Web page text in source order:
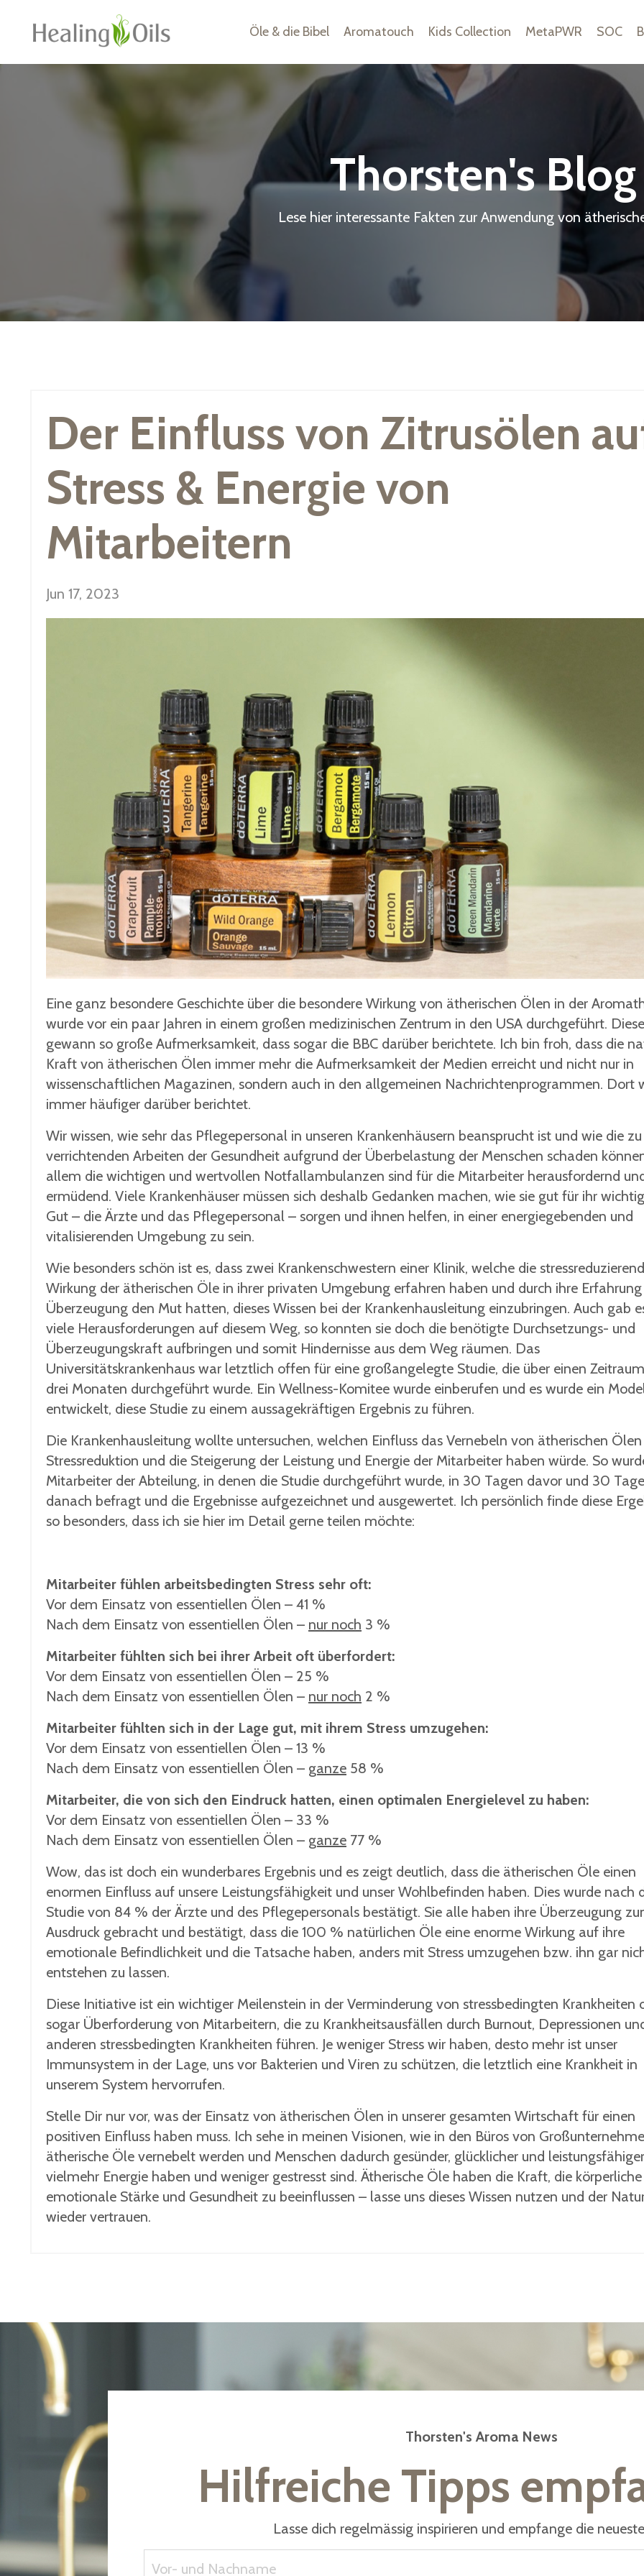
Öle & die Bibel Aromatouch Kids Collection MetaPWR SOC
Thorsten's Blog
Lese hier interessante Fakten zur Anwendung von
Der Einfluss von Zitrusölen
Stress & Energie von
Mitarbeitern
Jun 17, 2023
Eine ganz besondere Geschichte über die besondere Wirkung von ätherischen Ölen in der
wurde vor ein paar Jahren in einem großen medizinischen Zentrum in den USA durchgeführt.
gewann so große Aufmerksamkeit, dass sogar die BBC darüber berichtete. Ich bin froh, dass die
Kraft von ätherischen Ölen immer mehr die Aufmerksamkeit der Medien erreicht und nicht nur in
wissenschaftlichen Magazinen, sondern auch in den allgemeinen Nachrichtenprogrammen. Dort
immer häufiger darüber berichtet.
Wir wissen, wie sehr das Pflegepersonal in unseren Krankenhäusern beansprucht ist und wie die zu
verrichtenden Arbeiten der Gesundheit aufgrund der Überbelastung der Menschen schaden
allem die wichtigen und wertvollen Notfallambulanzen sind für die Mitarbeiter herausfordernd
ermüdend. Viele Krankenhäuser müssen sich deshalb Gedanken machen, wie sie gut für ihr
Gut – die Ärzte und das Pflegepersonal – sorgen und ihnen helfen, in einer energiegebenden und
vitalisierenden Umgebung zu sein.
Wie besonders schön ist es, dass zwei Krankenschwestern einer Klinik, welche die
Wirkung der ätherischen Öle in ihrer privaten Umgebung erfahren haben und durch ihre
Überzeugung den Mut hatten, dieses Wissen bei der Krankenhausleitung einzubringen. Auch gab
viele Herausforderungen auf diesem Weg, so konnten sie doch die benötigte Durchsetzungs- und
Überzeugungskraft aufbringen und somit Hindernisse aus dem Weg räumen. Das
Universitätskrankenhaus war letztlich offen für eine großangelegte Studie, die über einen
drei Monaten durchgeführt wurde. Ein Wellness-Komitee wurde einberufen und es wurde ein
entwickelt, diese Studie zu einem aussagekräftigen Ergebnis zu führen.
Die Krankenhausleitung wollte untersuchen, welchen Einfluss das Vernebeln von ätherischen
Stressreduktion und die Steigerung der Leistung und Energie der Mitarbeiter haben würde. So
Mitarbeiter der Abteilung, in denen die Studie durchgeführt wurde, in 30 Tagen davor und 30
danach befragt und die Ergebnisse aufgezeichnet und ausgewertet. Ich persönlich finde diese
so besonders, dass ich sie hier im Detail gerne teilen möchte:
Mitarbeiter fühlen arbeitsbedingten Stress sehr oft:
Vor dem Einsatz von essentiellen Ölen – 41 %
Nach dem Einsatz von essentiellen Ölen – nur noch 3 %
Mitarbeiter fühlten sich bei ihrer Arbeit oft überfordert:
Vor dem Einsatz von essentiellen Ölen – 25 %
Nach dem Einsatz von essentiellen Ölen – nur noch 2 %
Mitarbeiter fühlten sich in der Lage gut, mit ihrem Stress umzugehen:
Vor dem Einsatz von essentiellen Ölen – 13 %
Nach dem Einsatz von essentiellen Ölen – ganze 58 %
Mitarbeiter, die von sich den Eindruck hatten, einen optimalen Energielevel zu haben:
Vor dem Einsatz von essentiellen Ölen – 33 %
Nach dem Einsatz von essentiellen Ölen – ganze 77 %
Wow, das ist doch ein wunderbares Ergebnis und es zeigt deutlich, dass die ätherischen Öle einen
enormen Einfluss auf unsere Leistungsfähigkeit und unser Wohlbefinden haben. Dies wurde nach
Studie von 84 % der Ärzte und des Pflegepersonals bestätigt. Sie alle haben ihre Überzeugung
Ausdruck gebracht und bestätigt, dass die 100 % natürlichen Öle eine enorme Wirkung auf ihre
emotionale Befindlichkeit und die Tatsache haben, anders mit Stress umzugehen bzw. ihn gar
entstehen zu lassen.
Diese Initiative ist ein wichtiger Meilenstein in der Verminderung von stressbedingten Krankheiten
sogar Überforderung von Mitarbeitern, die zu Krankheitsausfällen durch Burnout, Depressionen
anderen stressbedingten Krankheiten führen. Je weniger Stress wir haben, desto mehr ist unser
Immunsystem in der Lage, uns vor Bakterien und Viren zu schützen, die letztlich eine Krankheit in
unserem System hervorrufen.
Stelle Dir nur vor, was der Einsatz von ätherischen Ölen in unserer gesamten Wirtschaft für einen
positiven Einfluss haben muss. Ich sehe in meinen Visionen, wie in den Büros von
ätherische Öle vernebelt werden und Menschen dadurch gesünder, glücklicher und
vielmehr Energie haben und weniger gestresst sind. Ätherische Öle haben die Kraft, die
emotionale Stärke und Gesundheit zu beeinflussen – lasse uns dieses Wissen nutzen und der
wieder vertrauen.
Thorsten's Aroma News
Hilfreiche Tipps
Lasse dich regelmässig inspirieren und empfange die